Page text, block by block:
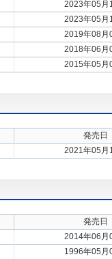
2023年05月
2023年05月
2019年08月
2018年06月
2015年05月
発売日
2021年05月
発売日
2014年06月
1996年05月